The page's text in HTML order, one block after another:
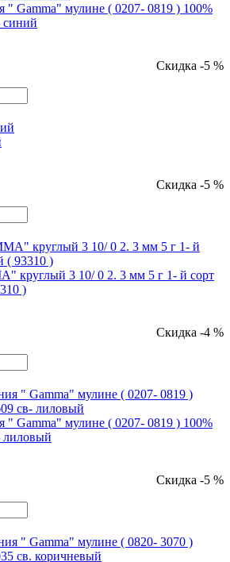
Gamma" мулине ( 0207- 0819 ) 100%
синий
Скидка -5 %
Скидка -5 %
круглый 3 10/ 0 2. 3 мм 5 г 1- й сорт
)
Скидка -4 %
Gamma" мулине ( 0207- 0819 ) 100%
лиловый
Скидка -5 %